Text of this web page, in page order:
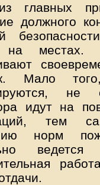
главных
должного
местах.
Мало
не
идут на
тем
норм
ведется